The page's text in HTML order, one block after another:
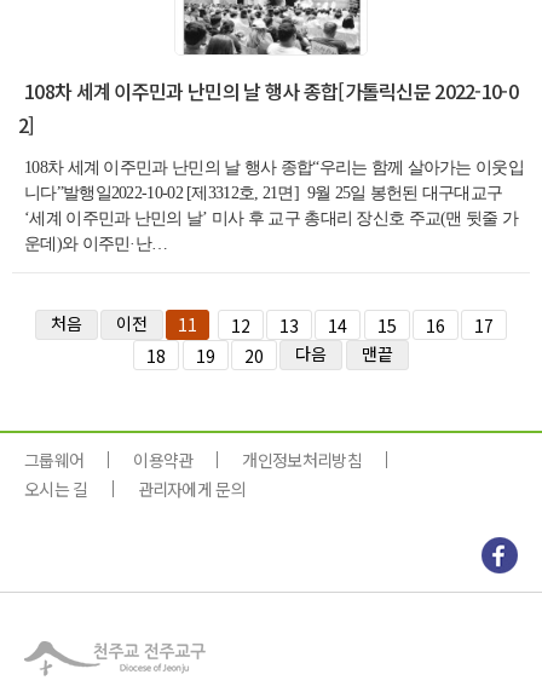
108차 세계 이주민과 난민의 날 행사 종합[가톨릭신문 2022-10-0
2]
108차 세계 이주민과 난민의 날 행사 종합“우리는 함께 살아가는 이웃입
니다”발행일2022-10-02 [제3312호, 21면] 9월 25일 봉헌된 대구대교구
‘세계 이주민과 난민의 날’ 미사 후 교구 총대리 장신호 주교(맨 뒷줄 가
운데)와 이주민·난…
처음 이전 11 12 13 14 15 16
17
18
19 20 다음 맨끝
그룹웨어 이용약관
개인정보처리방침
오시는 길
관리자에게 문의